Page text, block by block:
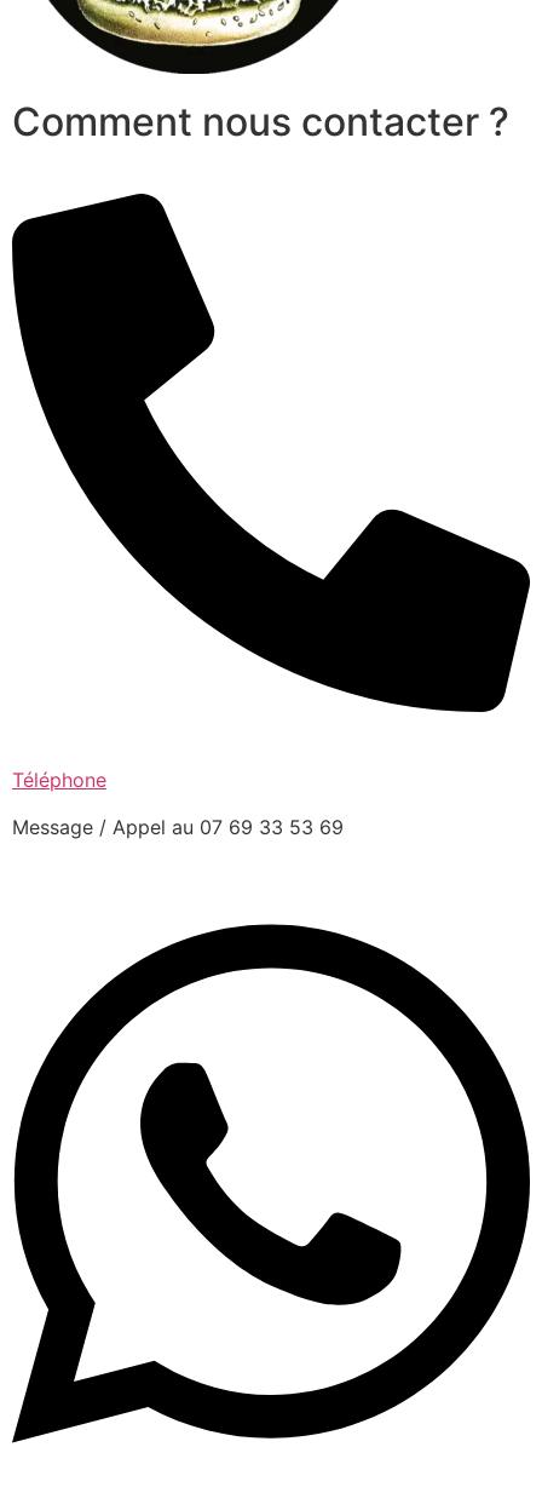
Comment nous contacter ?
Téléphone
Message / Appel au 07 69 33 53 69